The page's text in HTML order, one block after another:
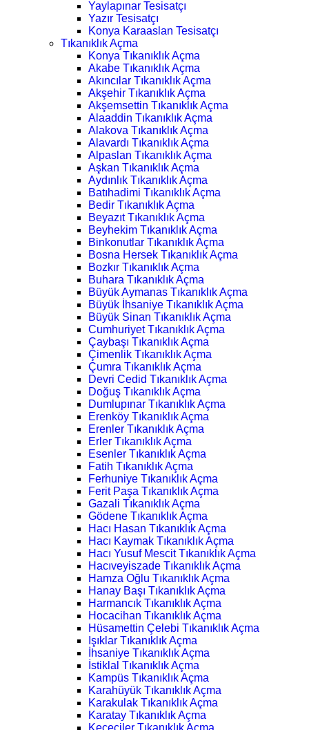
Yaylapınar Tesisatçı
Yazır Tesisatçı
Konya Karaaslan Tesisatçı
Tıkanıklık Açma
Konya Tıkanıklık Açma
Akabe Tıkanıklık Açma
Akıncılar Tıkanıklık Açma
Akşehir Tıkanıklık Açma
Akşemsettin Tıkanıklık Açma
Alaaddin Tıkanıklık Açma
Alakova Tıkanıklık Açma
Alavardı Tıkanıklık Açma
Alpaslan Tıkanıklık Açma
Aşkan Tıkanıklık Açma
Aydınlık Tıkanıklık Açma
Batıhadimi Tıkanıklık Açma
Bedir Tıkanıklık Açma
Beyazıt Tıkanıklık Açma
Beyhekim Tıkanıklık Açma
Binkonutlar Tıkanıklık Açma
Bosna Hersek Tıkanıklık Açma
Bozkır Tıkanıklık Açma
Buhara Tıkanıklık Açma
Büyük Aymanas Tıkanıklık Açma
Büyük İhsaniye Tıkanıklık Açma
Büyük Sinan Tıkanıklık Açma
Cumhuriyet Tıkanıklık Açma
Çaybaşı Tıkanıklık Açma
Çimenlik Tıkanıklık Açma
Çumra Tıkanıklık Açma
Devri Cedid Tıkanıklık Açma
Doğuş Tıkanıklık Açma
Dumlupınar Tıkanıklık Açma
Erenköy Tıkanıklık Açma
Erenler Tıkanıklık Açma
Erler Tıkanıklık Açma
Esenler Tıkanıklık Açma
Fatih Tıkanıklık Açma
Ferhuniye Tıkanıklık Açma
Ferit Paşa Tıkanıklık Açma
Gazali Tıkanıklık Açma
Gödene Tıkanıklık Açma
Hacı Hasan Tıkanıklık Açma
Hacı Kaymak Tıkanıklık Açma
Hacı Yusuf Mescit Tıkanıklık Açma
Hacıveyiszade Tıkanıklık Açma
Hamza Oğlu Tıkanıklık Açma
Hanay Başı Tıkanıklık Açma
Harmancık Tıkanıklık Açma
Hocacihan Tıkanıklık Açma
Hüsamettin Çelebi Tıkanıklık Açma
Işıklar Tıkanıklık Açma
İhsaniye Tıkanıklık Açma
İstiklal Tıkanıklık Açma
Kampüs Tıkanıklık Açma
Karahüyük Tıkanıklık Açma
Karakulak Tıkanıklık Açma
Karatay Tıkanıklık Açma